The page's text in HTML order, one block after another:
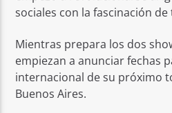
sociales con la fascinación
Mientras prepara los dos
empiezan a anunciar fechas
internacional de su próximo
Buenos Aires.